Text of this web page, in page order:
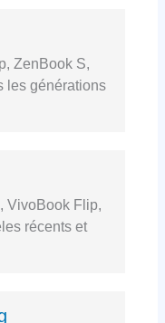
ZenBook S,
les générations
VivoBook Flip,
récents et